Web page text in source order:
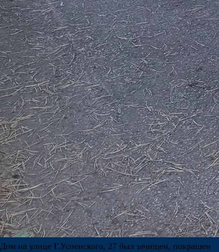
Дом на улице Г.Успенского, 27 был зачищен, покрашен